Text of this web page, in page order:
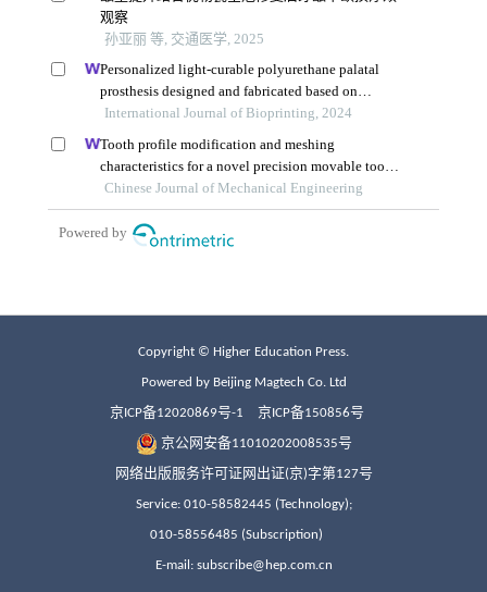
Copyright © Higher Education Press.
Powered by Beijing Magtech Co. Ltd
京ICP备12020869号-1 京ICP备150856号
京公网安备11010202008535号
网络出版服务许可证网出证(京)字第127号
Service: 010-58582445 (Technology);
010-58556485 (Subscription)
E-mail: subscribe@hep.com.cn